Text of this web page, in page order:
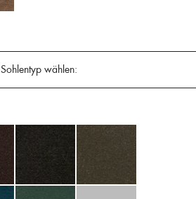
Sohlentyp wählen: